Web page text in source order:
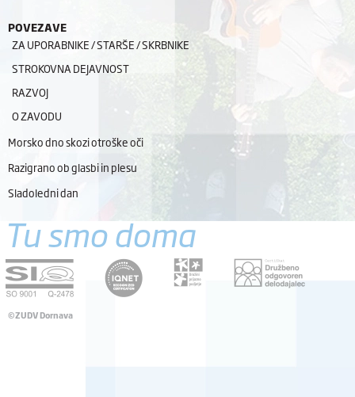
POVEZAVE
ZA UPORABNIKE / STARŠE / SKRBNIKE
STROKOVNA DEJAVNOST
RAZVOJ
O ZAVODU
Morsko dno skozi otroške oči
Razigrano ob glasbi in plesu
Sladoledni dan
Tu smo doma
©ZUDV Dornava